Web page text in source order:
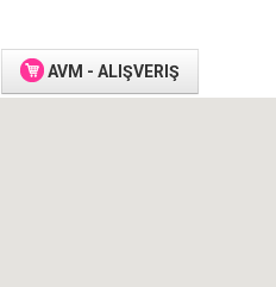
AVM - ALIŞVERIŞ